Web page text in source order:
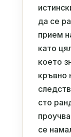
да се
прием
като
което
кръвно
сто
се